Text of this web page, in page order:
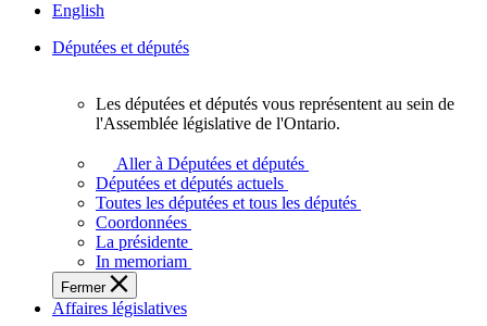
English
Députées et députés
députés
vous
représentent
sein
de
l'Assemblée
législative
Les députées et députés vous représentent au sein de
l'Assemblée législative de l'Ontario.
Aller à Députées et députés
Députées et députés actuels
Toutes les députées et tous les députés
Coordonnées
La présidente
In memoriam
Fermer
Affaires législatives